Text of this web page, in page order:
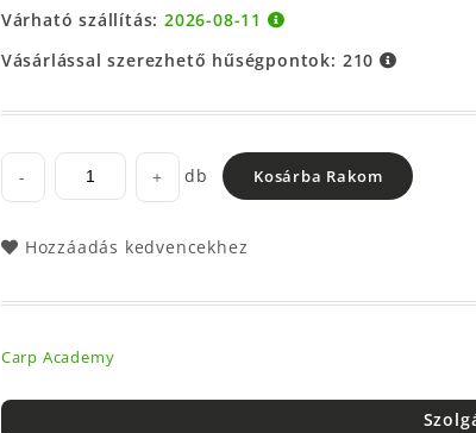
Várható szállítás:2026-08-11
Vásárlással szerezhető hűségpontok: 210
- + db Kosárba Rakom
Hozzáadás kedvencekhez
Carp Academy